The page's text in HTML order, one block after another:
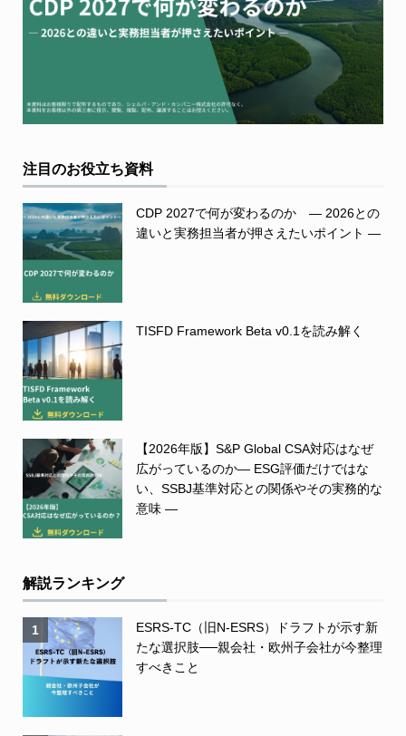
注目のお役立ち資料
CDP 2027で何が変わるのか ― 2026との
違いと実務担当者が押さえたいポイント ―
TISFD Framework Beta v0.1を読み解く
【2026年版】S&P Global CSA対応はなぜ
広がっているのか― ESG評価だけではな
い、SSBJ基準対応との関係やその実務的な
意味 ―
解説ランキング
1
ESRS-TC（旧N-ESRS）ドラフトが示す新
たな選択肢──親会社・欧州子会社が今整理
すべきこと